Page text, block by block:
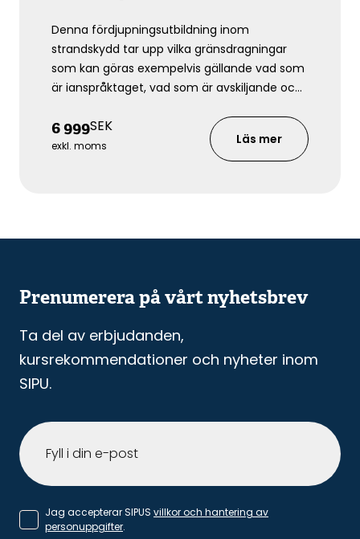
Denna fördjupningsutbildning inom
strandskydd tar upp vilka gränsdragningar
som kan göras exempelvis gällande vad som
är ianspråktaget, vad som är avskiljande och
vattnet.
6 999SEK
exkl. moms Läs mer
Prenumerera på vårt nyhetsbrev
Ta del av erbjudanden,
kursrekommendationer och nyheter inom
SIPU.
Jag accepterar SIPUS villkor och hantering av
personuppgifter.